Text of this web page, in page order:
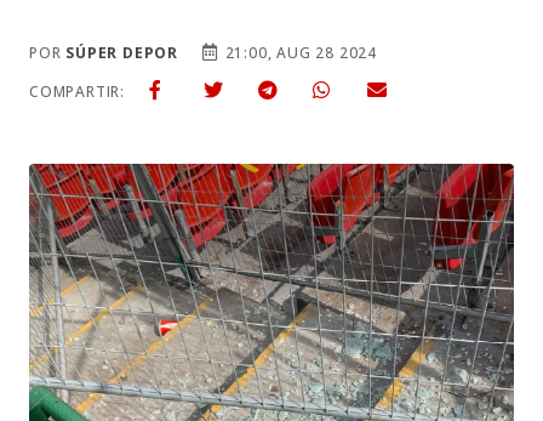
POR SÚPER DEPOR
21:00, AUG 28 2024
COMPARTIR: